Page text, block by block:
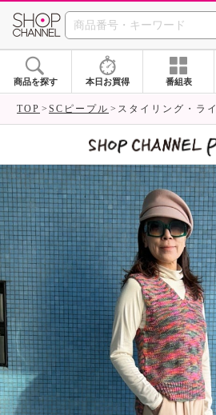
SHOP
商品を探す 本日お買得 番組表
TOP SCピープル スタイリング・ラ